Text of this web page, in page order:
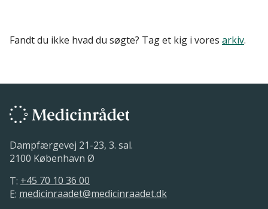
Fandt du ikke hvad du søgte? Tag et kig i vores arkiv.
Dampfærgevej 21-23, 3. sal.
2100 København Ø
T: +45 70 10 36 00
E: medicinraadet@medicinraadet.dk